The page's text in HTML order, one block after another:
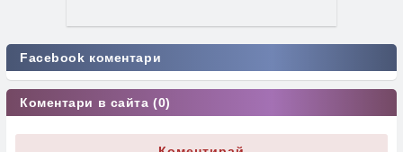
Facebook коментари
Коментари в сайта (0)